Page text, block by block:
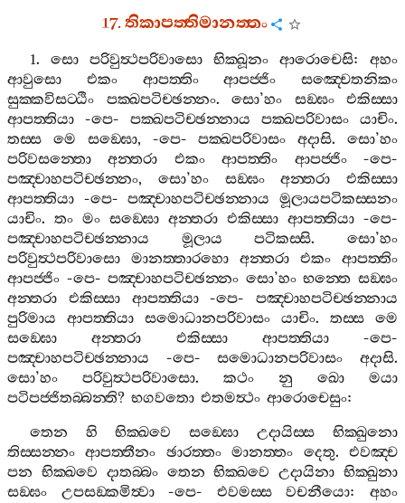
17.තිකාපත‍්තිමානත‍්තං
1. සො පරිවුත්‍ථපරිවාසො භික‍්ඛූනං ආරොචෙසි:අහං
ආවුසො
එකං ආපත‍්තිං ආපජ‍්ජිං
සඤ‍්චෙතනිකං
සුක‍්කවිසට‍්ඨිං
පක‍්ඛපටිච‍්ඡන‍්නං. සො’හං සඞ‍්ඝං
එකිස‍්සා
ආපත‍්තියා -පෙ- පක‍්ඛපටිච‍්ඡන‍්නාය පක‍්ඛපරිවාසං යාචිං.
තස‍්ස
මෙ සඞ‍්ඝො, -පෙ-පක‍්ඛපරිවාසං අදාසි.සො’හං
පරිවසන‍්තො
අන‍්තරා එකං ආපත‍්තිං ආපජ‍්ජිං-පෙ-
පඤ‍්චාහපටිච‍්ඡන‍්නං, සො’හං සඞ‍්ඝං අන‍්තරා
එකිස‍්සා
ආපත‍්තියා -පෙ-පඤ‍්චාහපටිච‍්ඡන‍්නාය
මූලායපටිකස‍්සනං
යාචිං. තං මං සඞ‍්ඝො අන‍්තරා එකිස‍්සා ආපත‍්තියා -පෙ-
පඤ‍්චාහපටිච‍්ඡන‍්නාය
මූලාය පටිකස‍්සි.සො’හං
පරිවුත්‍ථපරිවාසො
මානත‍්තාරහො අන‍්තරා එකං
ආපත‍්තිං
ආපජ‍්ජිං -පෙ-පඤ‍්චාහපටිච‍්ඡන‍්නං සො’හං භන‍්තෙ සඞ‍්ඝං
අන‍්තරා
එකිස‍්සා ආපත‍්තියා-පෙ- පඤ‍්චාහපටිච‍්ඡන‍්නාය
පුරිමාය
ආපත‍්තියා සමොධානපරිවාසං යාචිං. තස‍්ස
මෙ
සඞ‍්ඝො
අන‍්තරා එකිස‍්සා ආපත‍්තියා-පෙ-
පඤ‍්චාහපටිච‍්ඡන‍්නාය -පෙ-සමොධානපරිවාසං අදාසි.
සො’හං පරිවුත්‍ථපරිවාසො. කථං නු ඛො
මයා
පටිපජ‍්ජිතබ‍්බන‍්ති? භගවතො එතමත්‍ථං ආරොචෙසුං:
තෙන
හි භික‍්ඛවෙ සඞ‍්ඝො උදායිස‍්ස
භික‍්ඛුනො
තිස‍්සන‍්නං
ආපත‍්තීනං ඡාරත‍්තං මානත‍්තං දෙතු.එවඤ‍්ච
පන භික‍්ඛවෙ දාතබ‍්බං තෙන භික‍්ඛවෙ උදායිනා භික‍්ඛුනා
සඞ‍්ඝං
උපසඞ‍්කමිත්‍වා-පෙ- එවමස‍්ස වචනීයො:අහං